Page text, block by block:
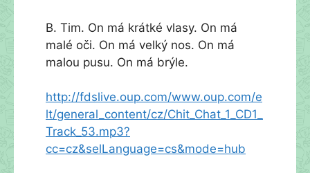
B. Tim. On má krátké vlasy. On má
malé oči. On má velký nos. On má
malou pusu. On má brýle.
http://fdslive.oup.com/www.oup.com/e
lt/general_content/cz/Chit_Chat_1_CD1_
Track_53.mp3?
cc=cz&selLanguage=cs&mode=hub